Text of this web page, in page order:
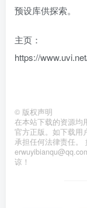
预设库供探索。
主页：
https://
© 版权声明
在本站下载的资源均
官方正版。如下载用
承担任何法律责任。
谅！